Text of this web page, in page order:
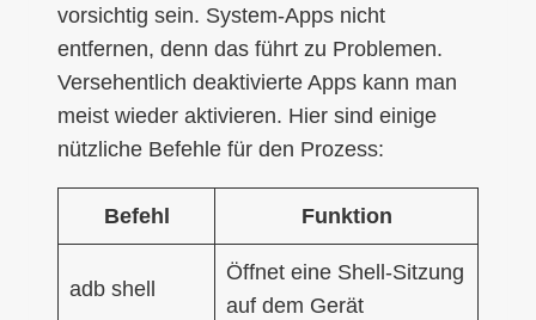
vorsichtig sein. System-Apps nicht
entfernen, denn das führt zu Problemen.
Versehentlich deaktivierte Apps kann man
meist wieder aktivieren. Hier sind einige
nützliche Befehle für den Prozess:
Befehl Funktion
adb shell
Öffnet eine Shell-Sitzung
auf dem Gerät